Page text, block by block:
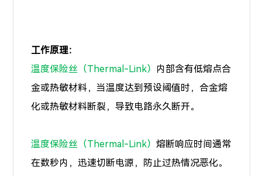
工作原理：
温度保险丝（Thermal-Link） 内部含有低熔点合
金或热敏材料，当温度达到预设阈值时，合金熔
化或热敏材料断裂，导致电路永久断开。
温度保险丝（Thermal-Link）熔断响应时间通常
在数秒内，迅速切断电源，防止过热情况恶化。